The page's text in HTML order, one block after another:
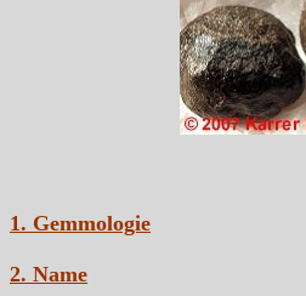
1. Gemmologie
2. Name